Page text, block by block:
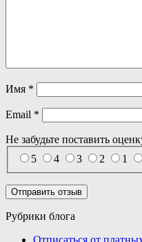
Имя *
Email *
Не забудьте поставить
5
4 3 2 1
Рубрики блога
Отписаться от